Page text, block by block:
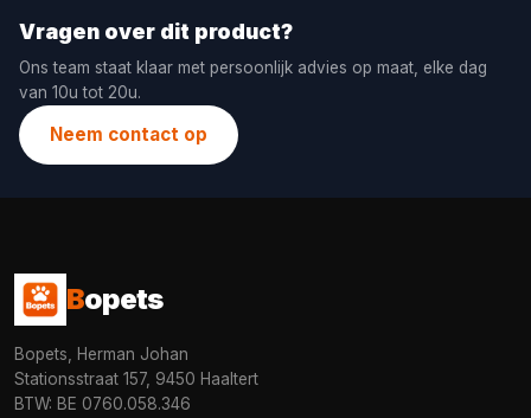
Vragen over dit product?
Ons team staat klaar met persoonlijk advies op maat, elke dag
van 10u tot 20u.
Neem contact op
Bopets
Bopets, Herman Johan
Stationsstraat 157, 9450 Haaltert
BTW: BE 0760.058.346